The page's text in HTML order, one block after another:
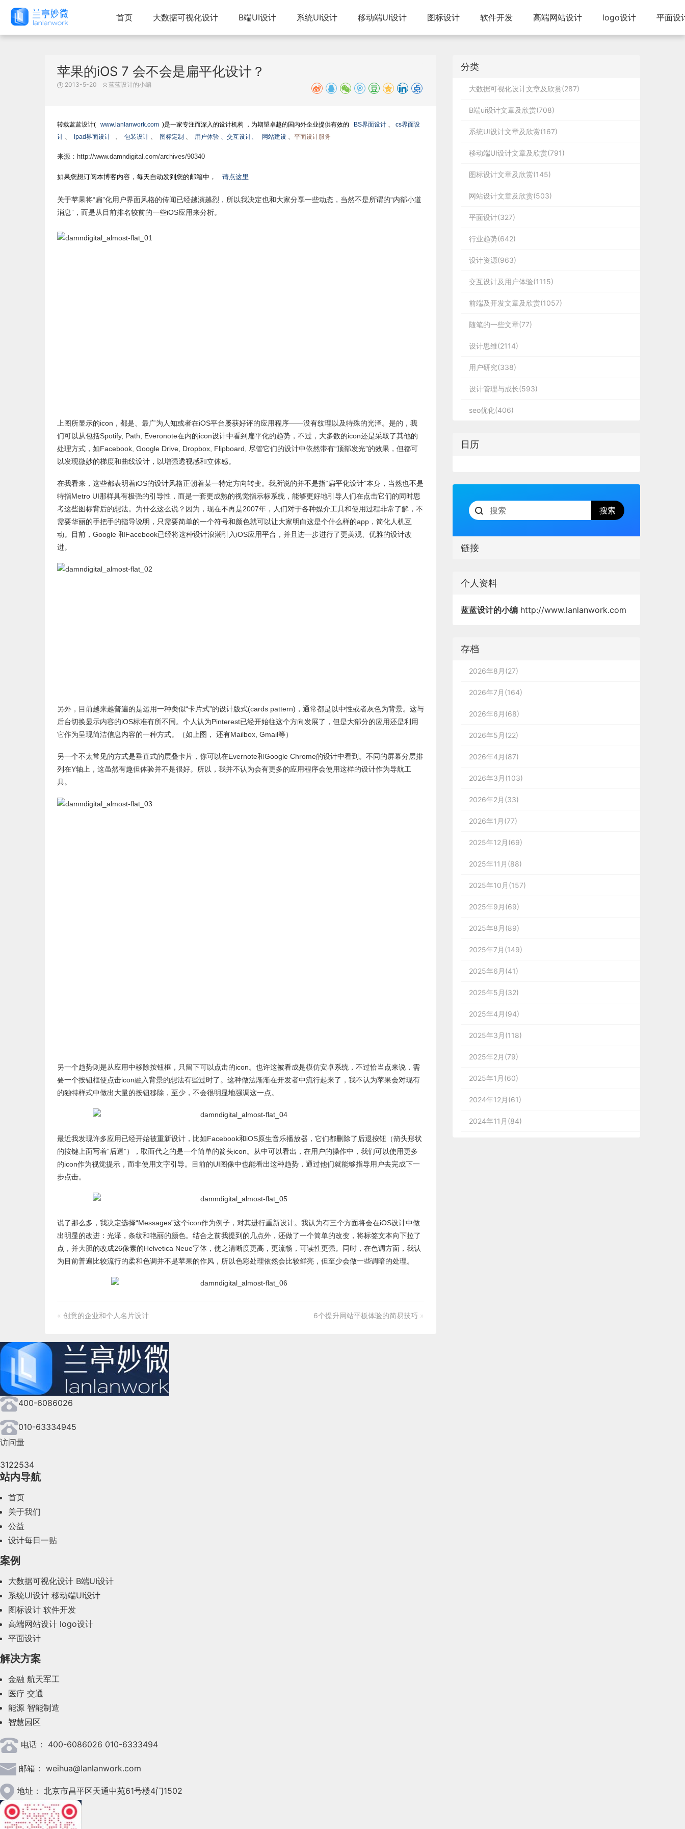
首页 大数据可视化设计 B端UI设计 系统UI设计 移动端UI设计 图标设计 软件开发 高端网站设计 logo设计 平面设
苹果的iOS 7 会不会是扁平化设计？
2013-5-20 蓝蓝设计的小编
转载蓝蓝设计( www.lanlanwork.com )是一家专注而深入的设计机构 ，为期望卓越的国内外企业提供有效的 BS界面设计 、 cs界面设
计 、 ipad界面设计 、 包装设计 、 图标定制 、 用户体验 、交互设计、 网站建设 、 平面设计服务
来源：http://www.damndigital.com/archives/90340
如果您想订阅本博客内容，每天自动发到您的邮箱中， 请点这里
关于苹果将“扁”化用户界面风格的传闻已经越演越烈，所以我决定也和大家分享一些动态，当然不是所谓的“内部小道
消息”，而是从目前排名较前的一些iOS应用来分析。
上图所显示的icon，都是、最广为人知或者在iOS平台屡获好评的应用程序——没有纹理以及特殊的光泽。是的，我
们可以从包括Spotify, Path, Everonote在内的icon设计中看到扁平化的趋势，不过，大多数的icon还是采取了其他的
处理方式，如Facebook, Google Drive, Dropbox, Flipboard, 尽管它们的设计中依然带有“顶部发光”的效果，但都可
以发现微妙的梯度和曲线设计，以增强透视感和立体感。
在我看来，这些都表明着iOS的设计风格正朝着某一特定方向转变。我所说的并不是指“扁平化设计”本身，当然也不是
特指Metro UI那样具有极强的引导性，而是一套更成熟的视觉指示标系统，能够更好地引导人们在点击它们的同时思
考这些图标背后的想法。为什么这么说？因为，现在不再是2007年，人们对于各种媒介工具和使用过程非常了解，不
需要华丽的手把手的指导说明，只需要简单的一个符号和颜色就可以让大家明白这是个什么样的app，简化人机互
动。目前，Google 和Facebook已经将这种设计浪潮引入iOS应用平台，并且进一步进行了更美观、优雅的设计改
进。
另外，目前越来越普遍的是运用一种类似“卡片式”的设计版式(cards pattern)，通常都是以中性或者灰色为背景。这与
后台切换显示内容的iOS标准有所不同。个人认为Pinterest已经开始往这个方向发展了，但是大部分的应用还是利用
它作为呈现简洁信息内容的一种方式。（如上图， 还有Mailbox, Gmail等）
另一个不太常见的方式是垂直式的层叠卡片，你可以在Evernote和Google Chrome的设计中看到。不同的屏幕分层排
列在Y轴上，这虽然有趣但体验并不是很好。所以，我并不认为会有更多的应用程序会使用这样的设计作为导航工
具。
另一个趋势则是从应用中移除按钮框，只留下可以点击的icon。也许这被看成是模仿安卓系统，不过恰当点来说，需
要一个按钮框使点击icon融入背景的想法有些过时了。这种做法渐渐在开发者中流行起来了，我不认为苹果会对现有
的独特样式中做出大量的按钮移除，至少，不会很明显地强调这一点。
最近我发现许多应用已经开始被重新设计，比如Facebook和iOS原生音乐播放器，它们都删除了后退按钮（箭头形状
的按键上面写着“后退”），取而代之的是一个简单的箭头icon。从中可以看出，在用户的操作中，我们可以使用更多
的icon作为视觉提示，而非使用文字引导。目前的UI图像中也能看出这种趋势，通过他们就能够指导用户去完成下一
步点击。
说了那么多，我决定选择“Messages”这个icon作为例子，对其进行重新设计。我认为有三个方面将会在iOS设计中做
出明显的改进：光泽，条纹和艳丽的颜色。结合之前我提到的几点外，还做了一个简单的改变，将标签文本向下拉了
点，并大胆的改成26像素的Helvetica Neue字体，使之清晰度更高，更流畅，可读性更强。同时，在色调方面，我认
为目前普遍比较流行的柔和色调并不是苹果的作风，所以色彩处理依然会比较鲜亮，但至少会做一些调暗的处理。
« 创意的企业和个人名片设计 6个提升网站平板体验的简易技巧 »
分类
大数据可视化设计文章及欣赏(287)
B端ui设计文章及欣赏(708)
系统UI设计文章及欣赏(167)
移动端UI设计文章及欣赏(791)
图标设计文章及欣赏(145)
网站设计文章及欣赏(503)
平面设计(327)
行业趋势(642)
设计资源(963)
交互设计及用户体验(1115)
前端及开发文章及欣赏(1057)
随笔的一些文章(77)
设计思维(2114)
用户研究(338)
设计管理与成长(593)
seo优化(406)
日历
链接
个人资料
蓝蓝设计的小编 http://www.lanlanwork.com
存档
2026年8月(27)
2026年7月(164)
2026年6月(68)
2026年5月(22)
2026年4月(87)
2026年3月(103)
2026年2月(33)
2026年1月(77)
2025年12月(69)
2025年11月(88)
2025年10月(157)
2025年9月(69)
2025年8月(89)
2025年7月(149)
2025年6月(41)
2025年5月(32)
2025年4月(94)
2025年3月(118)
2025年2月(79)
2025年1月(60)
2024年12月(61)
2024年11月(84)
400-6086026
010-63334945
访问量
3122534
站内导航
首页
关于我们
公益
设计每日一贴
案例
大数据可视化设计 B端UI设计
系统UI设计 移动端UI设计
图标设计 软件开发
高端网站设计 logo设计
平面设计
解决方案
金融 航天军工
医疗 交通
能源 智能制造
智慧园区
电话： 400-6086026 010-6333494
邮箱： weihua@lanlanwork.com
地址： 北京市昌平区天通中苑61号楼4门1502